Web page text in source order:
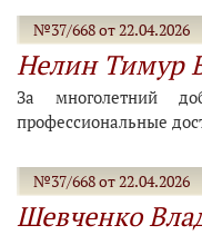
№37/668 от 22.04.2026
Нелин Тимур
За многолетний
профессиональные
№37/668 от 22.04.2026
Шевченко